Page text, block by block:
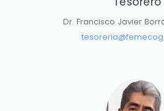
Dr. Francisco Javier